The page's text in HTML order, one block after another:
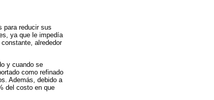
para reducir sus
ya que le impedía
alrededor
y cuando se
como refinado
Además, debido a
del costo en que